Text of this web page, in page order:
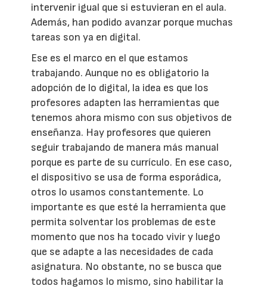
intervenir igual que si estuvieran en el aula.
Además, han podido avanzar porque muchas
tareas son ya en digital.
Ese es el marco en el que estamos
trabajando. Aunque no es obligatorio la
adopción de lo digital, la idea es que los
profesores adapten las herramientas que
tenemos ahora mismo con sus objetivos de
enseñanza. Hay profesores que quieren
seguir trabajando de manera más manual
porque es parte de su currículo. En ese caso,
el dispositivo se usa de forma esporádica,
otros lo usamos constantemente. Lo
importante es que esté la herramienta que
permita solventar los problemas de este
momento que nos ha tocado vivir y luego
que se adapte a las necesidades de cada
asignatura. No obstante, no se busca que
todos hagamos lo mismo, sino habilitar la